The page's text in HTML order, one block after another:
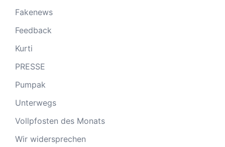
Fakenews
Feedback
Kurti
PRESSE
Pumpak
Unterwegs
Vollpfosten des Monats
Wir widersprechen